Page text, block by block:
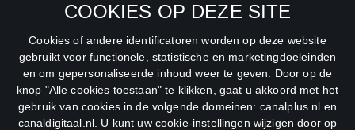
COOKIES OP DEZE SITE
Cookies of andere identificatoren worden op deze website
gebruikt voor functionele, statistische en marketingdoeleinden
en om gepersonaliseerde inhoud weer te geven. Door op de
knop "Alle cookies toestaan" te klikken, gaat u akkoord met het
gebruik van cookies in de volgende domeinen: canalplus.nl en
canaldigitaal.nl. U kunt uw cookie-instellingen wijzigen door op
Net5
Veronica
DreamWorks Channel